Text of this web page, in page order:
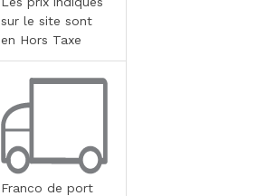
sur le site sont
en Hors Taxe
Franco de port